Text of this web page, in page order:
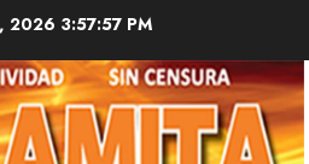
2026 3:57:57 PM